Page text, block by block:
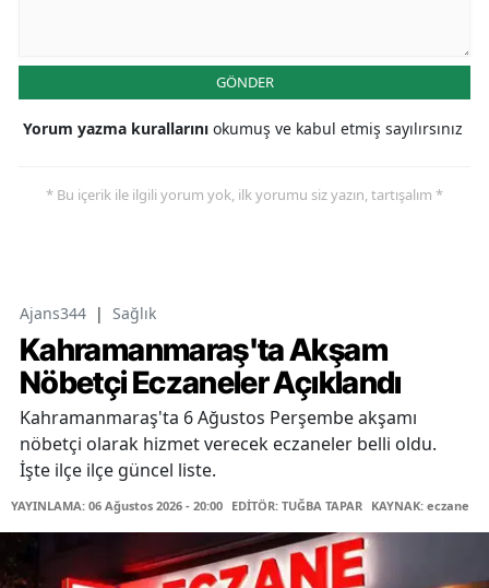
GÖNDER
Yorum yazma kurallarını okumuş ve kabul etmiş sayılırsınız
* Bu içerik ile ilgili yorum yok, ilk yorumu siz yazın, tartışalım *
Ajans344 | Sağlık
Kahramanmaraş'ta Akşam
Nöbetçi Eczaneler Açıklandı
Kahramanmaraş'ta 6 Ağustos Perşembe akşamı
nöbetçi olarak hizmet verecek eczaneler belli oldu.
İşte ilçe ilçe güncel liste.
YAYINLAMA: 06 Ağustos 2026 - 20:00 EDİTÖR: TUĞBA TAPAR KAYNAK: eczane